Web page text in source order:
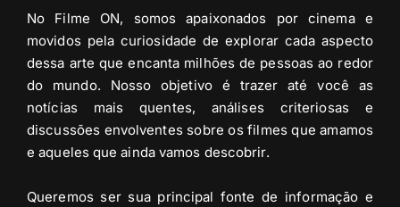
No Filme ON, somos apaixonados por cinema e
movidos pela curiosidade de explorar cada aspecto
dessa arte que encanta milhões de pessoas ao redor
do mundo. Nosso objetivo é trazer até você as
notícias mais quentes, análises criteriosas e
discussões envolventes sobre os filmes que amamos
e aqueles que ainda vamos descobrir.
Queremos ser sua principal fonte de informação e